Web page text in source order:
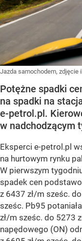
Jazda samochodem, zdjęcie
Potężne spadki
na spadki na
e-petrol.pl.
w nadchodzącym
Eksperci e-petrol.pl
na hurtowym rynku
W pierwszym
spadek cen
z 6437 zł/m sześc.
sześc. Pb95
zł/m sześc. do 5273
napędowego (ON)